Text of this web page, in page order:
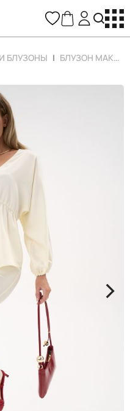
БЛУЗОНЫ БЛУЗОН МАКЛЕН (МОЛОЧНЫЙ)
>